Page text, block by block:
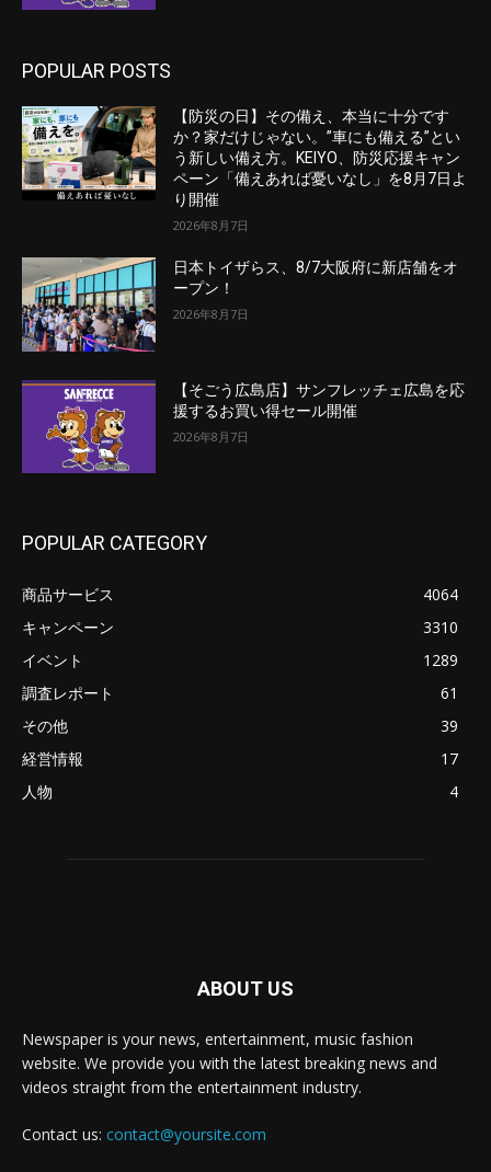
POPULAR POSTS
【防災の日】その備え、本当に十分です
か？家だけじゃない。”車にも備える”とい
う新しい備え方。KEIYO、防災応援キャン
ペーン「備えあれば憂いなし」を8月7日よ
り開催
2026年8月7日
日本トイザらス、8/7大阪府に新店舗をオ
ープン！
2026年8月7日
【そごう広島店】サンフレッチェ広島を応
援するお買い得セール開催
2026年8月7日
POPULAR CATEGORY
商品サービス
4064
キャンペーン
3310
イベント
1289
調査レポート
61
その他
39
経営情報
17
人物
4
ABOUT US
Newspaper is your news, entertainment, music fashion
website. We provide you with the latest breaking news and
videos straight from the entertainment industry.
Contact us: contact@yoursite.com